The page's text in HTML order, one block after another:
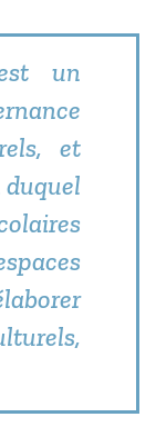
un
et